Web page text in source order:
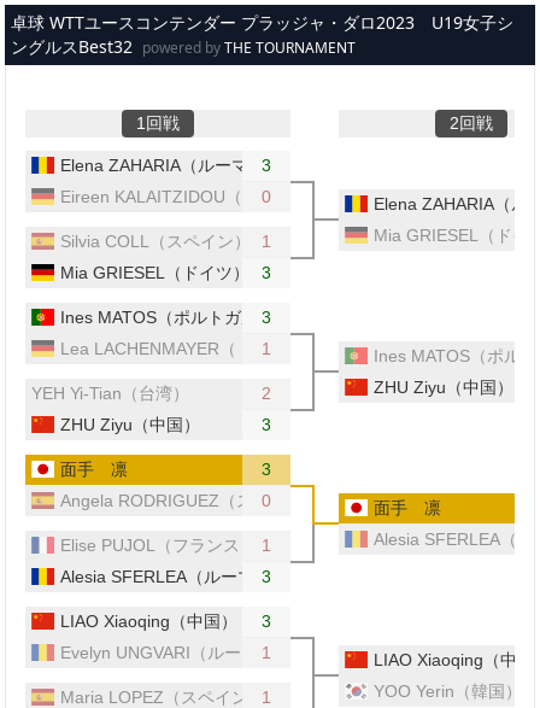
メインコンテンツへスキップ
卓球 WTTユースコンテンダー プラッジャ・ダロ2023 U19女子シ
ングルスBest32 powered byTHE TOURNAMENT
1回戦 2回戦
Elena ZAHARIA（ルーマニア）
3
Eireen KALAITZIDOU（ドイツ）
0
Silvia COLL（スペイン）
1
Mia GRIESEL（ドイツ）
3
Ines MATOS（ポルトガル）
3
Lea LACHENMAYER（ドイツ）
1
YEH Yi-Tian（台湾）
2
ZHU Ziyu（中国）
3
面手 凛
3
Angela RODRIGUEZ（スペイン）
0
Elise PUJOL（フランス）
1
Alesia SFERLEA（ルーマニア）
3
LIAO Xiaoqing（中国）
3
Evelyn UNGVARI（ルーマニア）
1
Maria LOPEZ（スペイン）1
Elena ZAHARIA（ル
Mia GRIESEL（ドイ
Ines MATOS（ポル
ZHU Ziyu（中国）
面手 凛
Alesia SFERLEA（ル
LIAO Xiaoqing（中国
YOO Yerin（韓国）